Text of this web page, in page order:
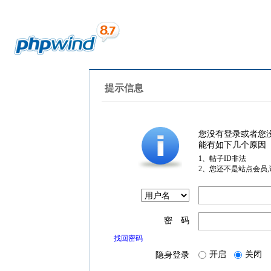
提示信息
您没有登录或者您
能有如下几个原因
1、帖子ID非法
2、您还不是站点会员
密 码
找回密码
隐身登录 开启 关闭